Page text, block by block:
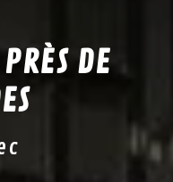
DE